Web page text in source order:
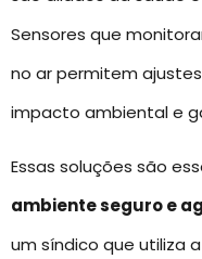
Sensores que
no ar permitem
impacto ambiental e
Essas soluções são
ambiente seguro e
um síndico que utiliza